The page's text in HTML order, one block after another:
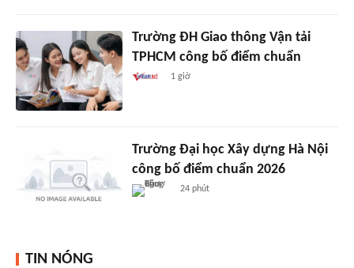
Trường ĐH Giao thông Vận tải
TPHCM công bố điểm chuẩn
1 giờ
Trường Đại học Xây dựng Hà Nội
công bố điểm chuẩn 2026
24 phút
TIN NÓNG